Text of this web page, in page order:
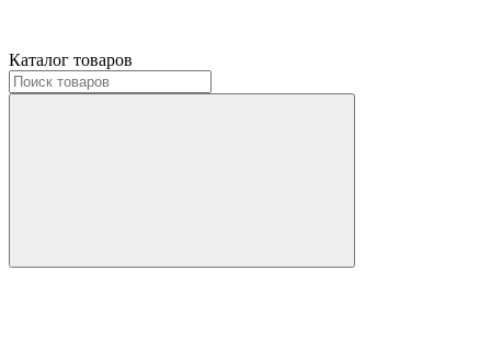
Каталог товаров